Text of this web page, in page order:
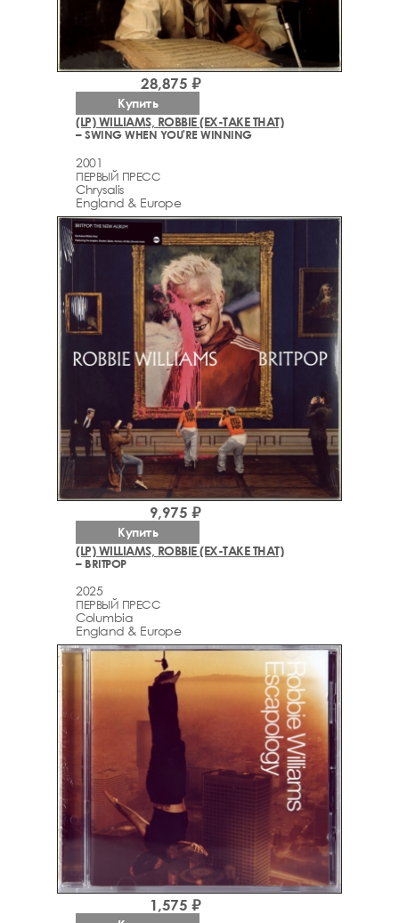
(LP) WILLIAMS, ROBBIE (EX-TAKE THAT)
– SWING WHEN YOU'RE WINNING
2001
ПЕРВЫЙ ПРЕСС
Chrysalis
England & Europe
28,875 ₽
Купить
(LP) WILLIAMS, ROBBIE (EX-TAKE THAT)
– BRITPOP
2025
ПЕРВЫЙ ПРЕСС
Columbia
England & Europe
9,975 ₽
Купить
1,575 ₽